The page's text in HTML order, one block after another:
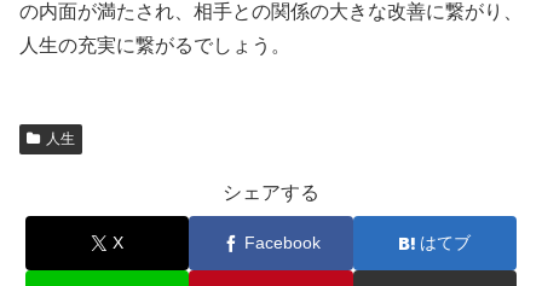
の内面が満たされ、相手との関係の大きな改善に繋がり、
人生の充実に繋がるでしょう。
人生
シェアする
X Facebook はてブ